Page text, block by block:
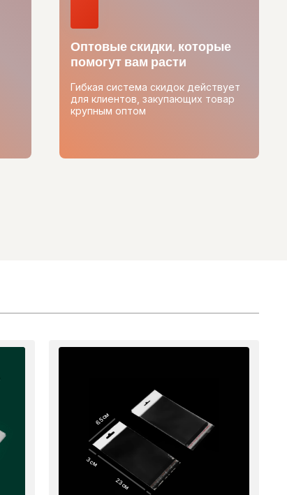
Оптовые скидки, которые
помогут вам расти
Гибкая система скидок действует
для клиентов, закупающих товар
крупным оптом
6.5 см
23 см
3 см